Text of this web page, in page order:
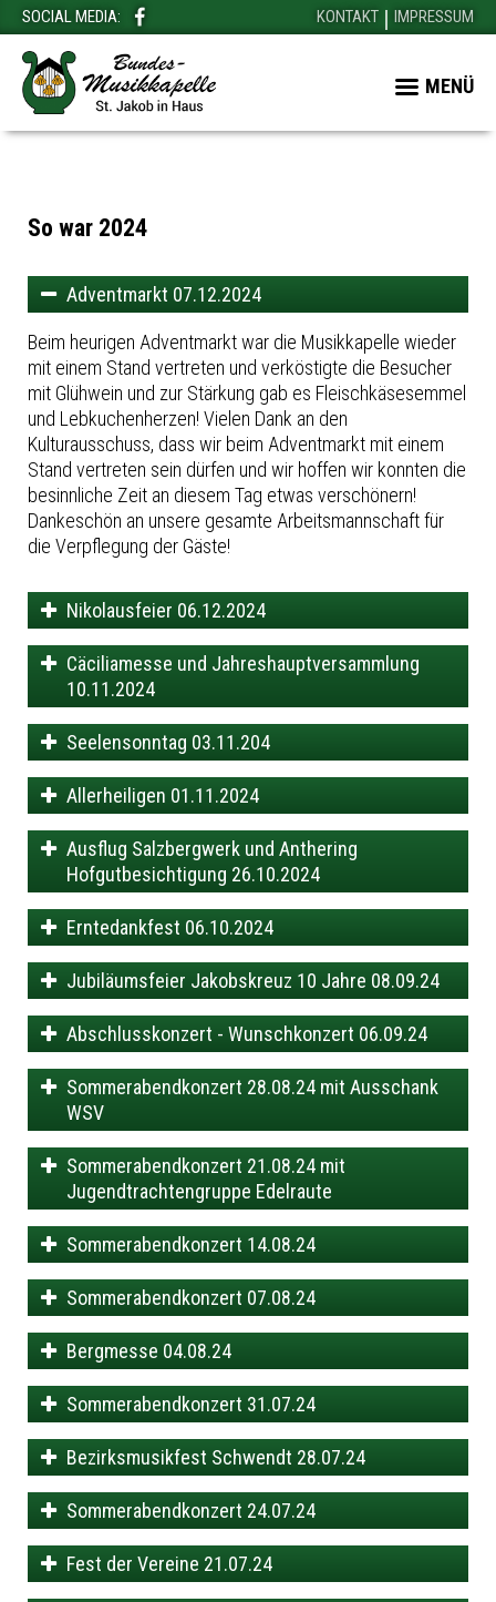
SOCIAL MEDIA: KONTAKT IMPRESSUM
MENÜ
So war 2024
Adventmarkt 07.12.2024
Beim heurigen Adventmarkt war die Musikkapelle wieder
mit einem Stand vertreten und verköstigte die Besucher
mit Glühwein und zur Stärkung gab es Fleischkäsesemmel
und Lebkuchenherzen! Vielen Dank an den
Kulturausschuss, dass wir beim Adventmarkt mit einem
Stand vertreten sein dürfen und wir hoffen wir konnten die
besinnliche Zeit an diesem Tag etwas verschönern!
Dankeschön an unsere gesamte Arbeitsmannschaft für
die Verpflegung der Gäste!
Nikolausfeier 06.12.2024
Cäciliamesse und Jahreshauptversammlung
10.11.2024
Seelensonntag 03.11.204
Allerheiligen 01.11.2024
Ausflug Salzbergwerk und Anthering
Hofgutbesichtigung 26.10.2024
Erntedankfest 06.10.2024
Jubiläumsfeier Jakobskreuz 10 Jahre 08.09.24
Abschlusskonzert - Wunschkonzert 06.09.24
Sommerabendkonzert 28.08.24 mit Ausschank
WSV
Sommerabendkonzert 21.08.24 mit
Jugendtrachtengruppe Edelraute
Sommerabendkonzert 14.08.24
Sommerabendkonzert 07.08.24
Bergmesse 04.08.24
Sommerabendkonzert 31.07.24
Bezirksmusikfest Schwendt 28.07.24
Sommerabendkonzert 24.07.24
Fest der Vereine 21.07.24